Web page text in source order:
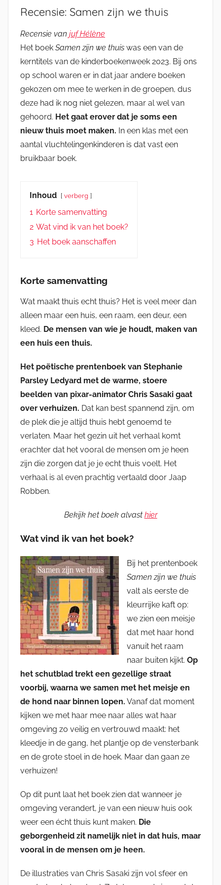
Recensie: Samen zijn we thuis
Recensie van juf Hélène
Het boek Samen zijn we thuis was een van de
kerntitels van de kinderboekenweek 2023. Bij ons
op school waren er in dat jaar andere boeken
gekozen om mee te werken in de groepen, dus
deze had ik nog niet gelezen, maar al wel van
gehoord. Het gaat erover dat je soms een
nieuw thuis moet maken. In een klas met een
aantal vluchtelingenkinderen is dat vast een
bruikbaar boek.
Inhoud verberg
1 Korte samenvatting
2 Wat vind ik van het boek?
3 Het boek aanschaffen
Korte samenvatting
Wat maakt thuis echt thuis? Het is veel meer dan
alleen maar een huis, een raam, een deur, een
kleed. De mensen van wie je houdt, maken van
een huis een thuis.
Het poëtische prentenboek van Stephanie
Parsley Ledyard met de warme, stoere
beelden van pixar-animator Chris Sasaki gaat
over verhuizen. Dat kan best spannend zijn, om
de plek die je altijd thuis hebt genoemd te
verlaten. Maar het gezin uit het verhaal komt
erachter dat het vooral de mensen om je heen
zijn die zorgen dat je je echt thuis voelt. Het
verhaal is al even prachtig vertaald door Jaap
Robben.
Bekijk het boek alvast hier
Wat vind ik van het boek?
Bij het prentenboek
Samen zijn we thuis
valt als eerste de
kleurrijke kaft op:
we zien een meisje
dat met haar hond
vanuit het raam
naar buiten kijkt. Op
het schutblad trekt een gezellige straat
voorbij, waarna we samen met het meisje en
de hond naar binnen lopen. Vanaf dat moment
kijken we met haar mee naar alles wat haar
omgeving zo veilig en vertrouwd maakt: het
kleedje in de gang, het plantje op de vensterbank
en de grote stoel in de hoek. Maar dan gaan ze
verhuizen!
Op dit punt laat het boek zien dat wanneer je
omgeving verandert, je van een nieuw huis ook
weer een écht thuis kunt maken. Die
geborgenheid zit namelijk niet in dat huis, maar
vooral in de mensen om je heen.
De illustraties van Chris Sasaki zijn vol sfeer en